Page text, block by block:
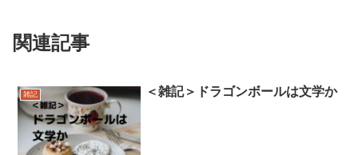
関連記事
雑記 ＜雑記＞ドラゴンボールは文学か